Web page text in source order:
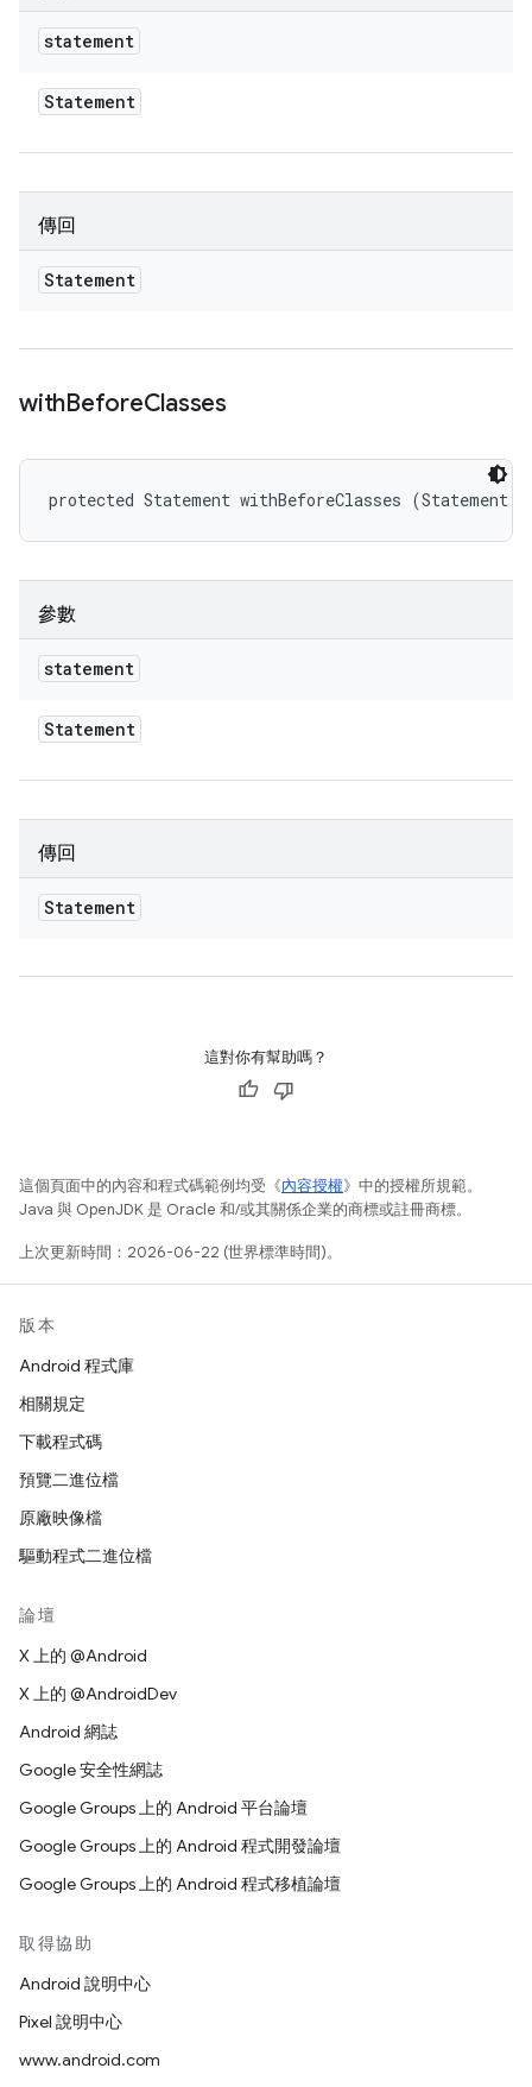
statement
Statement
傳回
Statement
withBeforeClasses
protected Statement withBeforeClasses (Statement
參數
statement
Statement
傳回
Statement
這對你有幫助嗎？
這個頁面中的內容和程式碼範例均受《內容授權》中的授權所規範。
Java 與 OpenJDK 是 Oracle 和/或其關係企業的商標或註冊商標。
上次更新時間：2026-06-22 (世界標準時間)。
版本
Android 程式庫
相關規定
下載程式碼
預覽二進位檔
原廠映像檔
驅動程式二進位檔
論壇
X 上的 @Android
X 上的 @AndroidDev
Android 網誌
Google 安全性網誌
Google Groups 上的 Android 平台論壇
Google Groups 上的 Android 程式開發論壇
Google Groups 上的 Android 程式移植論壇
取得協助
Android 說明中心
Pixel 說明中心
www.android.com